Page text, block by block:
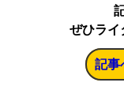
ぜひライ
記事